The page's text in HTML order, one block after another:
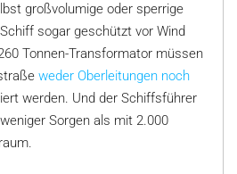
großvolumige oder sperrige
sogar geschützt vor Wind
Tonnen-Transformator müssen
weder Oberleitungen noch
werden. Und der Schiffsführer
Sorgen als mit 2.000